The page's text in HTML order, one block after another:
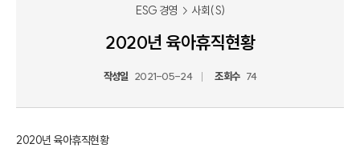
ESG 경영 사회(S)
2020년 육아휴직현황
작성일 2021-05-24 조회수 74
2020년 육아휴직현황